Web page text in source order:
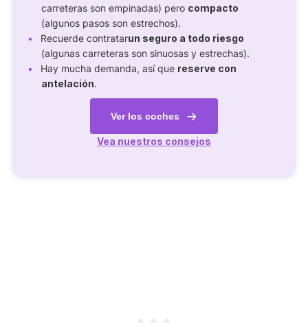
carreteras son empinadas) pero compacto
(algunos pasos son estrechos).
Recuerde contratarun seguro a todo riesgo
(algunas carreteras son sinuosas y estrechas).
Hay mucha demanda, así que reserve con
antelación.
Ver los coches
Vea nuestros consejos